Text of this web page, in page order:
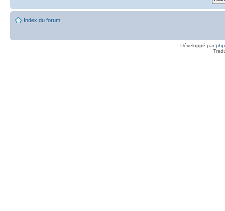
Index du forum
Développé par